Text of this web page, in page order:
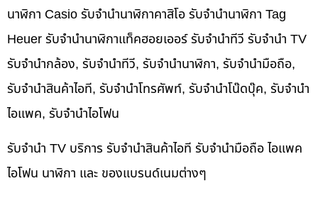
นาฬิกา Casio รับจำนำนาฬิกาคาสิโอ รับจำนำนาฬิกา Tag
Heuer รับจำนำนาฬิกาแท็คฮอยเออร์ รับจำนำทีวี รับจำนำ TV
รับจำนำกล้อง, รับจำนำทีวี, รับจำนำนาฬิกา, รับจำนำมือถือ,
รับจำนำสินค้าไอที, รับจำนำโทรศัพท์, รับจำนำโน๊ดบุ๊ค, รับจำนำ
ไอแพค, รับจำนำไอโฟน
รับจำนำ TV บริการ รับจำนำสินค้าไอที รับจำนำมือถือ ไอแพค
ไอโฟน นาฬิกา และ ของแบรนด์เนมต่างๆ